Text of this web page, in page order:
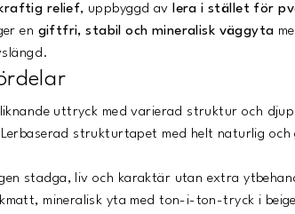
kraftig relief, uppbyggd av lera i stället för
en giftfri, stabil och mineralisk väggyta
uttryck med varierad struktur och djup
Lerbaserad strukturtapet med helt naturlig
stadga, liv och karaktär utan extra
mineralisk yta med ton-i-ton-tryck i